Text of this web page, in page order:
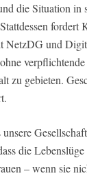
die Situation
NetzDG und
zu gebieten.
die
– wenn sie